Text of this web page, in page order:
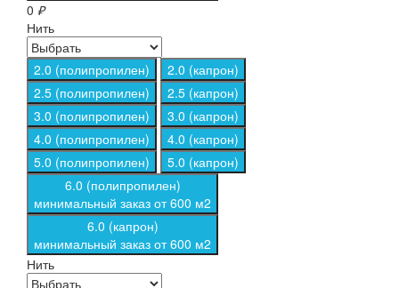
0 ₽
Нить
2.0 (полипропилен)
2.0 (капрон)
2.5 (полипропилен)
2.5 (капрон)
3.0 (полипропилен)
3.0 (капрон)
4.0 (полипропилен)
4.0 (капрон)
5.0 (полипропилен)
5.0 (капрон)
6.0 (полипропилен)
минимальный заказ от 600 м2
6.0 (капрон)
минимальный заказ от 600 м2
Нить